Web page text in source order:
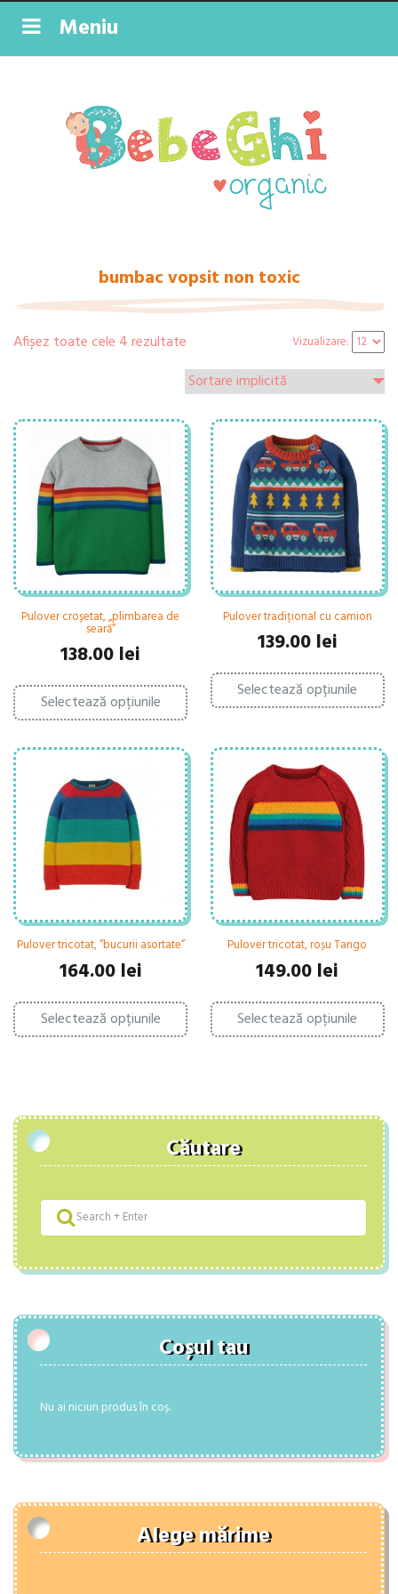
Meniu
bumbac vopsit non toxic
Afișez toate cele 4 rezultate Vizualizare:
Pulover croșetat, „plimbarea de
seară”
138.00 lei
Selectează opțiunile
Acest
produs
are
multe
variații.
Opțiunile
pot
fi
alese
în
pagina
produsului.
Pulover tradițional cu camion
139.00 lei
Selectează opțiunile
fi
în
Pulover tricotat, ”bucurii asortate”
164.00 lei
Selectează opțiunile
Acest
produs
are
pot
alese
în
Pulover tricotat, roșu Tango
149.00 lei
Selectează opțiunile
fi
în
Căutare
Coșul tau
Nu ai niciun produs în coș.
Alege mărime